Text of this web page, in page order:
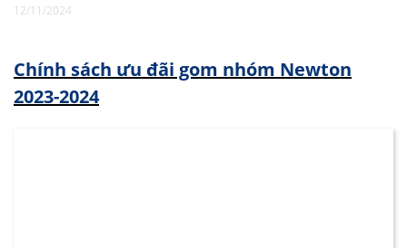
12/11/2024
Chính sách ưu đãi gom nhóm Newton
2023-2024